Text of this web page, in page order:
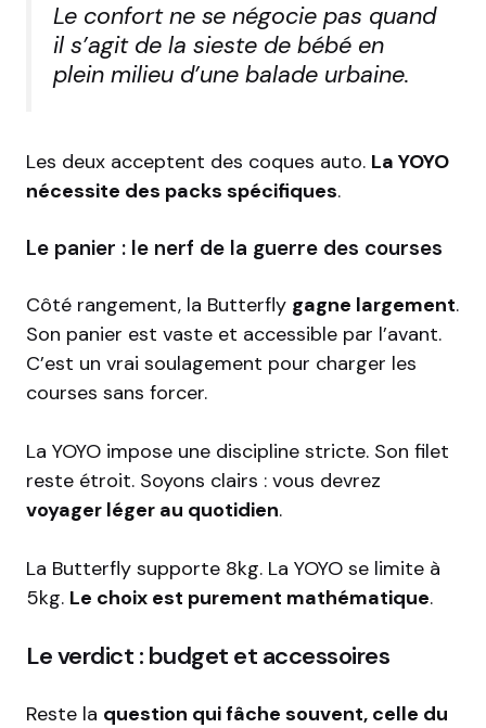
Le confort ne se négocie pas quand
il s’agit de la sieste de bébé en
plein milieu d’une balade urbaine.
Les deux acceptent des coques auto. La YOYO
nécessite des packs spécifiques.
Le panier : le nerf de la guerre des courses
Côté rangement, la Butterfly gagne largement.
Son panier est vaste et accessible par l’avant.
C’est un vrai soulagement pour charger les
courses sans forcer.
La YOYO impose une discipline stricte. Son filet
reste étroit. Soyons clairs : vous devrez
voyager léger au quotidien.
La Butterfly supporte 8kg. La YOYO se limite à
5kg. Le choix est purement mathématique.
Le verdict : budget et accessoires
Reste la question qui fâche souvent, celle du